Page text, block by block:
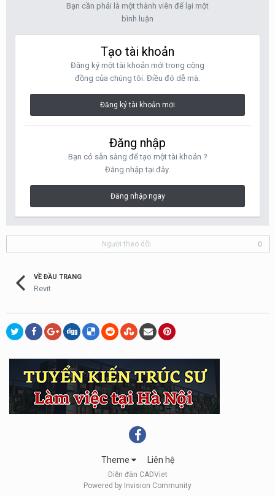
Bạn cần phải là một thành viên để lại một
bình luận
Tạo tài khoản
Đăng ký một tài khoản mới trong cộng
đồng của chúng tôi. Điều đó dễ mà.
Đăng ký tài khoản mới
Đăng nhập
Bạn có sẵn sàng để tạo một tài khoản ?
Đăng nhập tại đây.
Đăng nhập ngay
Người theo dõi 0
VỀ ĐẦU TRANG
Revit
Theme Liên hệ
Diễn đàn CADViet
Powered by Invision Community